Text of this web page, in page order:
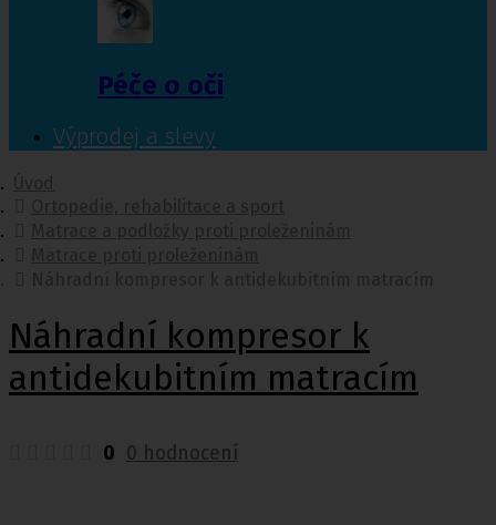
Péče o oči
Výprodej a slevy
Náhradní kompresor k
antidekubitním matracím
0 0 hodnocení